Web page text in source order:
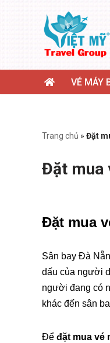
VÉ MÁY
Trang chủ » Đặt
Đặt mua
Đặt mua
Sân bay Đà
dấu của người
người đang có
khác đến sân
Để đặt mua vé